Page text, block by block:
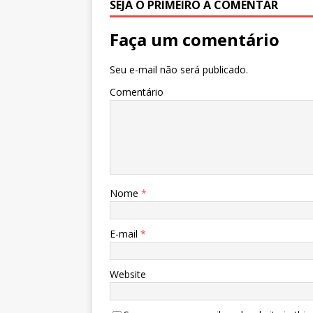
SEJA O PRIMEIRO A COMENTAR
Faça um comentário
Seu e-mail não será publicado.
Comentário
Nome *
E-mail *
Website